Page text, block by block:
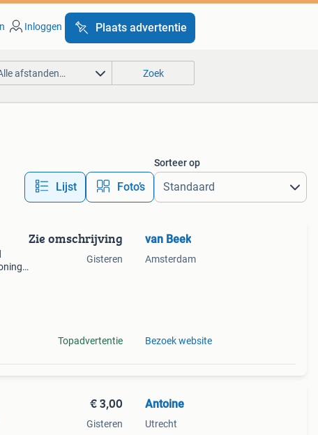
Inloggen Plaats advertentie
afstanden… Zoek
Lijst Foto’s
Sorteer op
Zie omschrijving
Gisteren
Topadvertentie
van Beek
Amsterdam
Bezoek website
€ 3,00
Gisteren
Antoine
Utrecht